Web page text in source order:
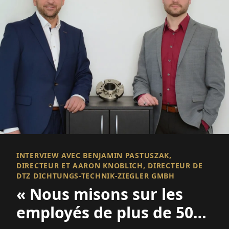
INTERVIEW AVEC BENJAMIN PASTUSZAK,
DIRECTEUR ET AARON KNOBLICH, DIRECTEUR DE
DTZ DICHTUNGS-TECHNIK-ZIEGLER GMBH
« Nous misons sur les
employés de plus de 50